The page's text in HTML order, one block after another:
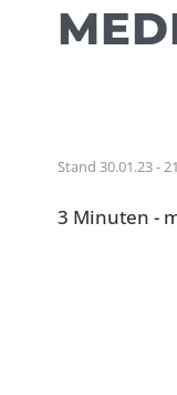
Stand 30.01.23 -
3 Minuten -